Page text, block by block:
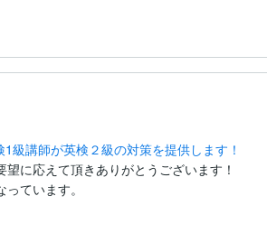
級講師が英検２級の対策を提供します！
に応えて頂きありがとうございます！
ています。